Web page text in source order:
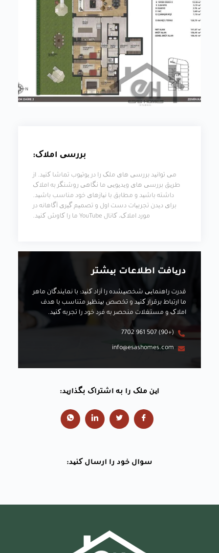
بررسی املاک:
می توانید بررسی های ملک را در یوتیوب تماشا کنید. از
طریق بررسی های ویدیویی ما نگاهی روشنگر به املاک
داشته باشید و مطابق با نیازهای خود مناسب باشید.
برای دیدن تجربیات دست اول و تصمیم گیری آگاهانه در
مورد املاک، کانال YouTube ما را کاوش کنید.
دریافت اطلاعات بیشتر
قدرت راهنمایی شخصیشده را آزاد کنید: با نمایندگان ماهر
ما ارتباط برقرار کنید و تخصص بینظیر متناسب با هدف
املاک و مستغلات منحصر به فرد خود را تجربه کنید.
(+90) 507 961 7702
info@esashomes.com
این ملک را به اشتراک بگذارید:
سوال خود را ارسال کنید: